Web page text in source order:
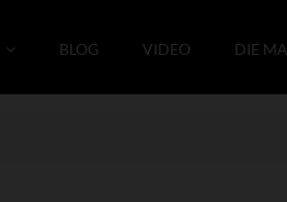
BLOG VIDEO DIE